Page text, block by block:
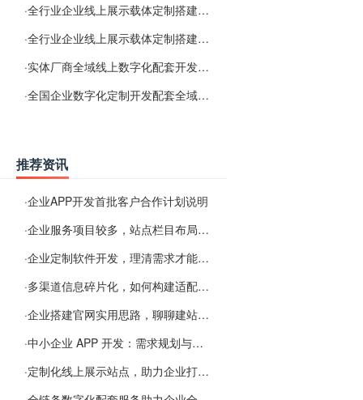
·全行业企业线上展示载体定制搭建服务
·全行业企业线上展示载体定制搭建服务
·实体厂商全域线上数字化配套开发与地域检索优化服务
·全国企业数字化定制开发配套全域搜索优化服务
推荐资讯
·企业APP开发首批客户合作计划说明
·企业服务项目较多，站点栏目布局规划参考思路
·企业定制软件开发，理清需求才能提升数字化落地效率
·多渠道信息碎片化，如何构建适配 AI 检索的品牌信息源
·企业搭建官网实用思路，聊聊建站容易忽视的问题
·中小企业 APP 开发：需求规划与项目落地避坑经验分享
·定制化线上展示站点，助力企业打通线上经营渠道